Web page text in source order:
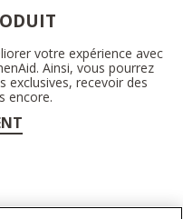
votre expérience avec
Ainsi, vous pourrez
recevoir des
encore.